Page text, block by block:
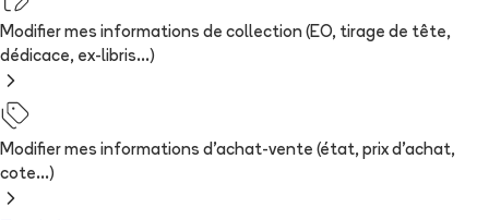
Modifier mes informations de collection (EO, tirage de tête,
dédicace, ex-libris...)
Modifier mes informations d'achat-vente (état, prix d'achat,
cote...)